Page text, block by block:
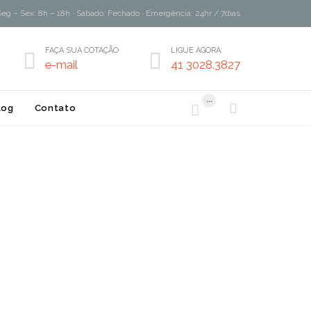
– Sex: 8h – 18h · Sábado: Fechado · Emergência: 24hr / 7dias
 FAÇA SUA COTAÇÃO
e-mail  LIGUE AGORA:
41 3028.3827
Contato 
...
